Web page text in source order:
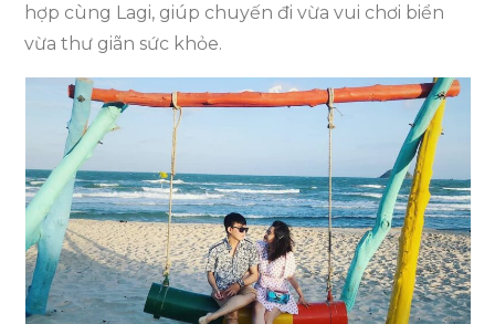
hợp cùng Lagi, giúp chuyến đi vừa vui chơi biển
vừa thư giãn sức khỏe.